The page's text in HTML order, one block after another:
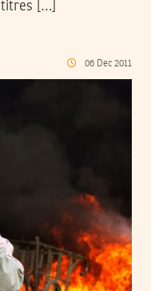
[…]
06 Dec 2011